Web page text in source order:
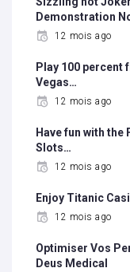
Demonstration
12 mois ago
Play 100 percent
Vegas…
12 mois ago
Have fun with
Slots…
12 mois ago
Enjoy Titanic
12 mois ago
Optimiser Vos
Deus Medical